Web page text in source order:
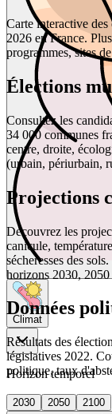
Climat
Horizon temporel
2030 2050
2100
Carte interactive
2026 en France.
programmes, sites
Élections
Consultez les
34 000 communes
centre, droite,
(urbain, périurbain,
Projections
Découvrez les
canicule,
sécheresses des
horizons 2030, 2050
Données
Résultats des
législatives 2022.
politique, taux